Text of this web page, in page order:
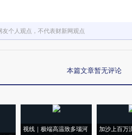
友个人观点，不代表财新网观点
本篇文章暂无评论
视线｜极端高温致多瑙河
加沙上百万